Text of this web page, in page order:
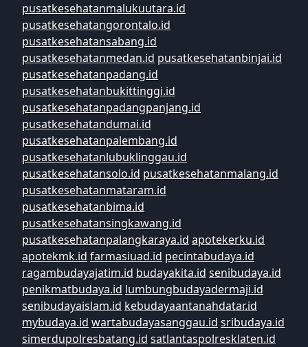
pusatkesehatanmalukuutara.id
pusatkesehatangorontalo.id
pusatkesehatansabang.id
pusatkesehatanmedan.id pusatkesehatanbinjai.id
pusatkesehatanpadang.id
pusatkesehatanbukittinggi.id
pusatkesehatanpadangpanjang.id
pusatkesehatandumai.id
pusatkesehatanpalembang.id
pusatkesehatanlubuklinggau.id
pusatkesehatansolo.id pusatkesehatanmalang.id
pusatkesehatanmataram.id
pusatkesehatanbima.id
pusatkesehatansingkawang.id
pusatkesehatanpalangkaraya.id apotekerku.id
apotekmk.id farmasiuad.id pecintabudaya.id
ragambudayajatim.id budayakita.id senibudaya.id
penikmatbudaya.id lumbungbudayadermaji.id
senibudayaislam.id kebudayaantanahdatar.id
mybudaya.id wartabudayasanggau.id sribudaya.id
simerdupolresbatang.id satlantaspolresklaten.id